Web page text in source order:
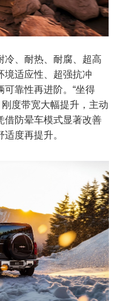
冷、耐热、耐腐、超高
境适应性、超强抗冲
靠性再进阶。“坐得
度带宽大幅提升，主动
借防晕车模式显著改善
度再提升。